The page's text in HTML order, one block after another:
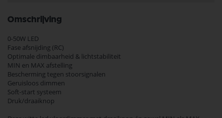
Omschrijving
0-50W LED
Fase afsnijding (RC)
Optimale dimbaarheid & lichtstabiliteit
MIN en MAX afstelling
Bescherming tegen stoorsignalen
Geruisloos dimmen
Soft-start systeem
Druk/draaiknop